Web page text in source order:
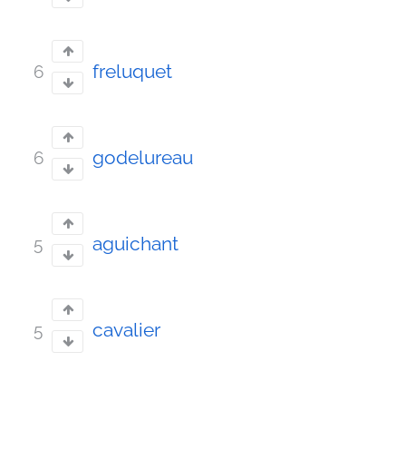
6 freluquet
6 godelureau
5 aguichant
5 cavalier